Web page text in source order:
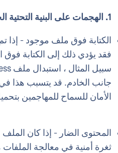
1. الهجمات على البنية التحتية الخاصة بك:
الكتابة فوق ملف موجود -
فقد يؤدي ذلك إلى الكتابة
جانب الخادم. قد يتسبب هذا
الأمان للسماح للمهاجمين
المحتوى الضار - إذا كان
ثغرة أمنية في معالجة